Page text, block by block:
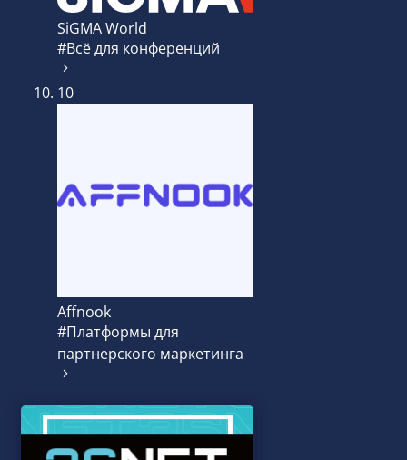
SiGMA World
#Всё для конференций
10
Affnook
#Платформы для
партнерского маркетинга